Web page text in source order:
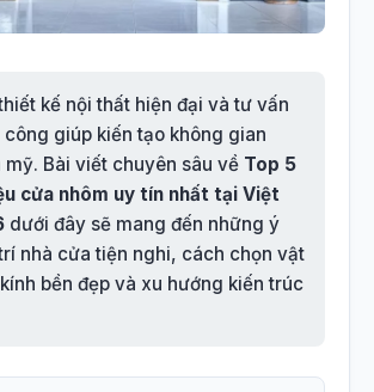
kế nội thất hiện đại và tư vấn
giúp kiến tạo không gian
mỹ. Bài viết chuyên sâu về Top 5
cửa nhôm uy tín nhất tại Việt
dưới đây sẽ mang đến những ý
nhà cửa tiện nghi, cách chọn vật
bền đẹp và xu hướng kiến trúc